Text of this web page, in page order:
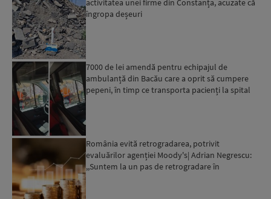
activitatea unei firme din Constanța, acuzate că
îngropa deșeuri
7000 de lei amendă pentru echipajul de
ambulanță din Bacău care a oprit să cumpere
pepeni, în timp ce transporta pacienți la spital
România evită retrogradarea, potrivit
evaluărilor agenției Moody's| Adrian Negrescu:
,,Suntem la un pas de retrogradare în